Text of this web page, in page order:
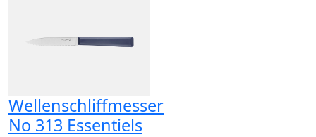
Wellenschliffmesser
No 313 Essentiels